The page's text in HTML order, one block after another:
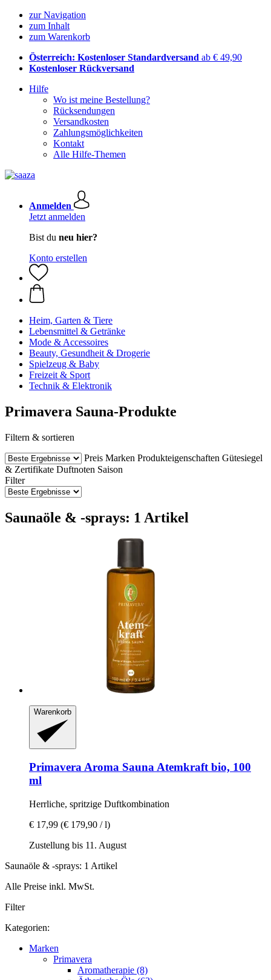
zur Navigation
zum Inhalt
zum Warenkorb
Österreich: Kostenloser Standardversand ab € 49,90
Kostenloser Rückversand
Hilfe
Wo ist meine Bestellung?
Rücksendungen
Versandkosten
Zahlungsmöglichkeiten
Kontakt
Alle Hilfe-Themen
Anmelden
Jetzt anmelden
Bist du neu hier?
Konto erstellen
Heim, Garten & Tiere
Lebensmittel & Getränke
Mode & Accessoires
Beauty, Gesundheit & Drogerie
Spielzeug & Baby
Freizeit & Sport
Technik & Elektronik
Primavera Sauna-Produkte
Filtern & sortieren
Preis Marken Produkteigenschaften Gütesiegel
& Zertifikate Duftnoten Saison
Filter
Saunaöle & -sprays: 1 Artikel
Warenkorb
Primavera Aroma Sauna Atemkraft bio, 100
ml
Herrliche, spritzige Duftkombination
€ 17,99 (€ 179,90 / l)
Zustellung bis 11. August
Saunaöle & -sprays: 1 Artikel
Alle Preise inkl. MwSt.
Filter
Kategorien:
Marken
Primavera
Aromatherapie (8)